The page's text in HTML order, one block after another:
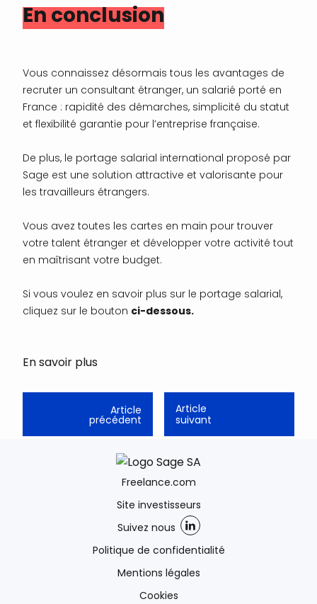
En conclusion
Vous connaissez désormais tous les avantages de
recruter un consultant étranger, un salarié porté en
France : rapidité des démarches, simplicité du statut
et flexibilité garantie pour l’entreprise française.
De plus, le portage salarial international proposé par
Sage est une solution attractive et valorisante pour
les travailleurs étrangers.
Vous avez toutes les cartes en main pour trouver
votre talent étranger et développer votre activité tout
en maîtrisant votre budget.
Si vous voulez en savoir plus sur le portage salarial,
cliquez sur le bouton ci-dessous.
En savoir plus
Article
précédent
Article
suivant
Freelance.com
Site investisseurs
Suivez nous
Politique de confidentialité
Mentions légales
Cookies